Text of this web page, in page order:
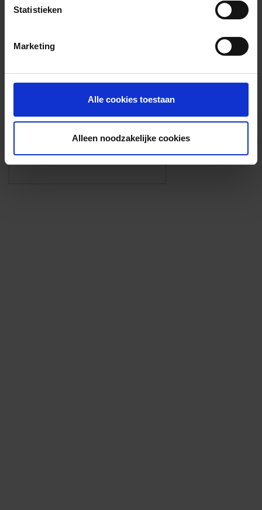
Statistieken
Marketing
Alle cookies toestaan
Alleen noodzakelijke cookies
Foto’s ({{photos.length}})
Eigen foto’s